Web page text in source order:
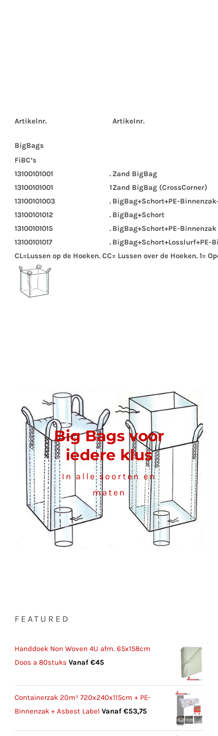
Artikelnr. Artikelnr.
BigBags
FiBC’s
13100101001
. Zand BigBag
13100101001
1Zand BigBag (CrossCorner)
13100101003
. BigBag+Schort+PE-
13100101012
. BigBag+Schort
13100101015
. BigBag+Schort+PE-Binnenzak
13100101017
. BigBag+Schort+Losslurf+PE-
CL=Lussen op de Hoeken. CC= Lussen over de Hoeken.
Big Bags voor
iedere klus
In alle soorten en
maten
FEATURED
Handdoek Non Woven 4U afm. 65x158cm
Doos a 80stuks Vanaf €45
Containerzak 20m³ 720x240x115cm + PE-
Binnenzak + Asbest Label Vanaf €53,75